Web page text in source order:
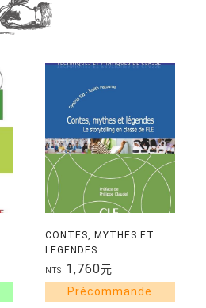
CONTES, MYTHES ET
LEGENDES
NT$ 1,760元